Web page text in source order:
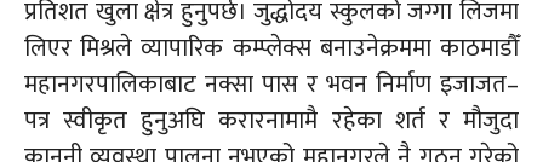
प्रतिशत खुला क्षेत्र हुनुपर्छ। जुद्धोदय स्कुलको जग्गा लिजमा
लिएर मिश्रले व्यापारिक कम्प्लेक्स बनाउनेक्रममा काठमाडौँ
महानगरपालिकाबाट नक्सा पास र भवन निर्माण इजाजत–
पत्र स्वीकृत हुनुअघिकरारनामामै रहेका शर्त र मौजुदा